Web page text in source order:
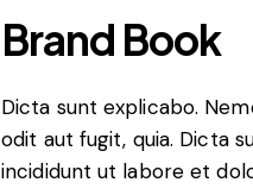
Brand Book
Dicta sunt explicabo.
odit aut fugit, quia. Dicta
incididunt ut labore et